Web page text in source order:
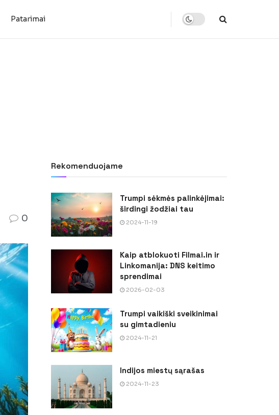
Patarimai
0
Rekomenduojame
Trumpi sėkmės palinkėjimai:
širdingi žodžiai tau
2024-11-19
Kaip atblokuoti Filmai.in ir
Linkomanija: DNS keitimo
sprendimai
2026-02-03
Trumpi vaikiški sveikinimai
su gimtadieniu
2024-11-21
Indijos miestų sąrašas
2024-11-23